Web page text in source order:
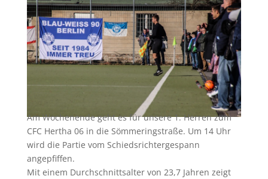
Am Wochenende geht es für unsere 1. Herren zum
CFC Hertha 06 in die Sömmeringstraße. Um 14 Uhr
wird die Partie vom Schiedsrichtergespann
angepfiffen.
Mit einem Durchschnittsalter von 23,7 Jahren zeigt